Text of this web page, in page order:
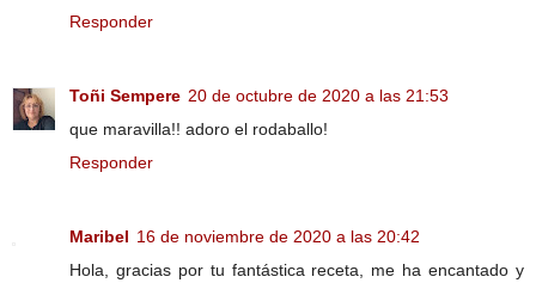
Responder
Toñi Sempere 20 de octubre de 2020 a las 21:53
que maravilla!! adoro el rodaballo!
Responder
Maribel 16 de noviembre de 2020 a las 20:42
Hola, gracias por tu fantástica receta, me ha encantado y